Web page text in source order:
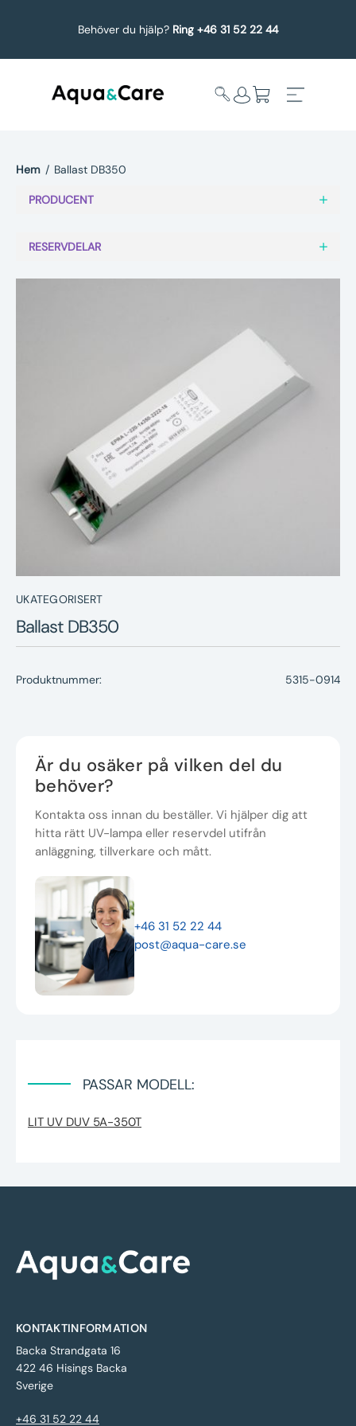
Behöver du hjälp? Ring +46 31 52 22 44
undermeny
Service
Nyheter
Underhållstips
Kontakt
Hem / Ballast DB350
PRODUCENT
RESERVDELAR
UKATEGORISERT
Ballast DB350
Produktnummer: 5315-0914
Är du osäker på vilken del du
behöver?
Kontakta oss innan du beställer. Vi hjälper dig att
hitta rätt UV-lampa eller reservdel utifrån
anläggning, tillverkare och mått.
+46 31 52 22 44
post@aqua-care.se
PASSAR MODELL:
LIT UV DUV 5A-350T
KONTAKTINFORMATION
Backa Strandgata 16
422 46 Hisings Backa
Sverige
+46 31 52 22 44